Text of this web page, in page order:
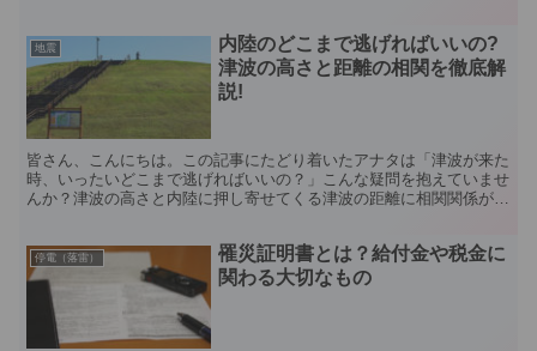
地震
内陸のどこまで逃げればいいの?
津波の高さと距離の相関を徹底解
説!
皆さん、こんにちは。この記事にたどり着いたアナタは「津波が来た
時、いったいどこまで逃げればいいの？」こんな疑問を抱えていませ
んか？津波の高さと内陸に押し寄せてくる津波の距離に相関関係があ
停電（落雷）
罹災証明書とは？給付金や税金に
関わる大切なもの